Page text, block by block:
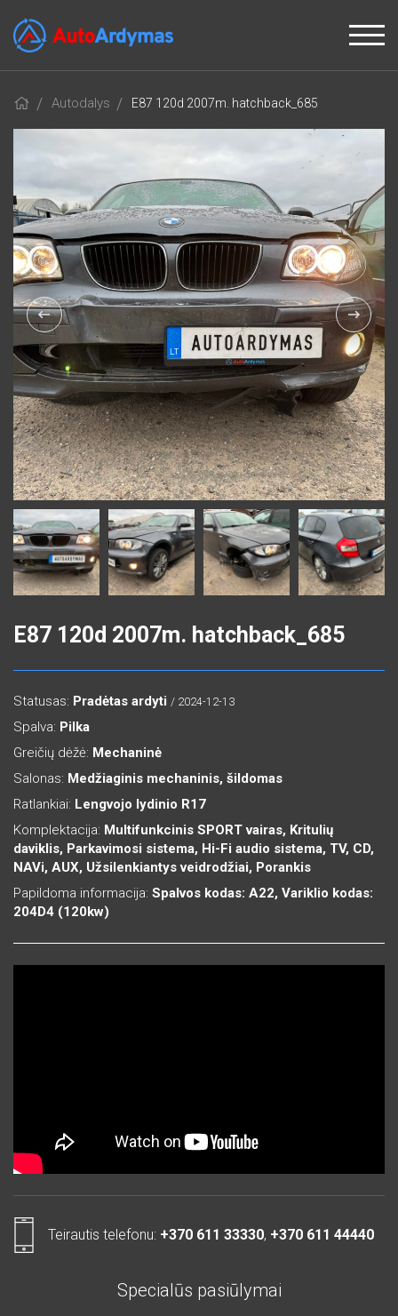
Autodalys E87 120d 2007m. hatchback_685
E87 120d 2007m. hatchback_685
Statusas: Pradėtas ardyti / 2024-12-13
Spalva: Pilka
Greičių dėžė: Mechaninė
Salonas: Medžiaginis mechaninis, šildomas
Ratlankiai: Lengvojo lydinio R17
Komplektacija: Multifunkcinis SPORT vairas, Kritulių
daviklis, Parkavimosi sistema, Hi-Fi audio sistema, TV, CD,
NAVi, AUX, Užsilenkiantys veidrodžiai, Porankis
Papildoma informacija: Spalvos kodas: A22, Variklio kodas:
204D4 (120kw)
Teirautis telefonu: +370 611 33330, +370 611 44440
Specialūs pasiūlymai